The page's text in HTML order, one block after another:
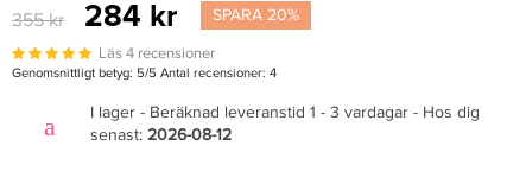
355 kr 284 kr SPARA 20%
Läs 4 recensioner
Genomsnittligt betyg: 5/5 Antal recensioner: 4
I lager - Beräknad leveranstid 1 - 3 vardagar - Hos dig
senast: 2026-08-12